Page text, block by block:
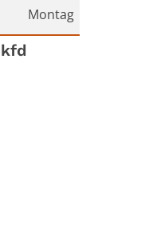
Montag
Seite